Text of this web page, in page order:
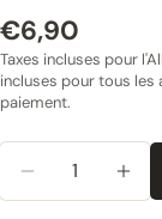
Prix
normal
€6,90
Taxes incluses pour
incluses pour tous les
paiement.
RÉDUIRE